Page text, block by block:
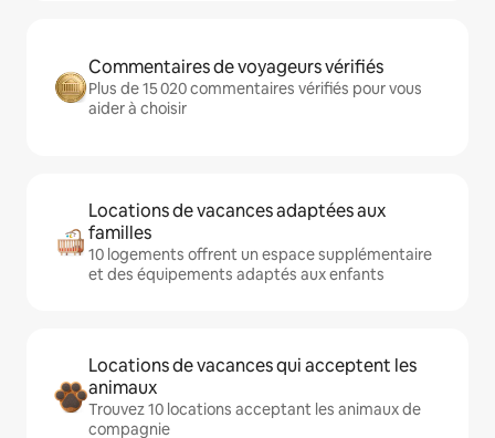
Commentaires de voyageurs vérifiés
Plus de 15 020 commentaires vérifiés pour vous
aider à choisir
Locations de vacances adaptées aux
familles
10 logements offrent un espace supplémentaire
et des équipements adaptés aux enfants
Locations de vacances qui acceptent les
animaux
Trouvez 10 locations acceptant les animaux de
compagnie